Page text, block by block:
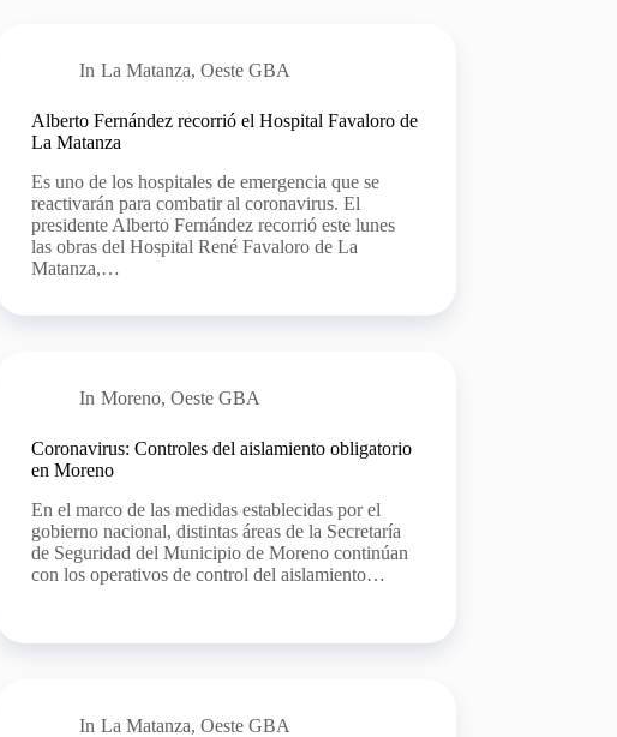
In La Matanza, Oeste GBA
Alberto Fernández recorrió el Hospital Favaloro de
La Matanza
Es uno de los hospitales de emergencia que se
reactivarán para combatir al coronavirus. El
presidente Alberto Fernández recorrió este lunes
las obras del Hospital René Favaloro de La
Matanza,…
In Moreno, Oeste GBA
Coronavirus: Controles del aislamiento obligatorio
en Moreno
En el marco de las medidas establecidas por el
gobierno nacional, distintas áreas de la Secretaría
de Seguridad del Municipio de Moreno continúan
con los operativos de control del aislamiento…
In La Matanza, Oeste GBA